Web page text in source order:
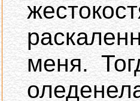
меня.